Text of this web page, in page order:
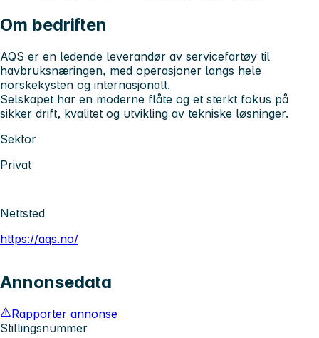
Om bedriften
AQS er en ledende leverandør av servicefartøy til
havbruksnæringen, med operasjoner langs hele
norskekysten og internasjonalt.
Selskapet har en moderne flåte og et sterkt fokus på
sikker drift, kvalitet og utvikling av tekniske løsninger.
Sektor
Privat
Nettsted
https://aqs.no/
Annonsedata
Rapporter annonse
Stillingsnummer